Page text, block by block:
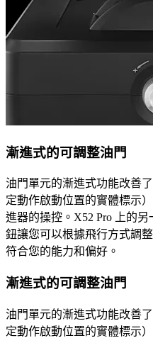
漸進式的可調整油門
油門單元的漸進式功能改善
定動作啟動位置的實體標示
進器的操控。X52 Pro 上的
鈕讓您可以根據飛行方式調
符合您的能力和偏好。
漸進式的可調整油門
油門單元的漸進式功能改善
定動作啟動位置的實體標示